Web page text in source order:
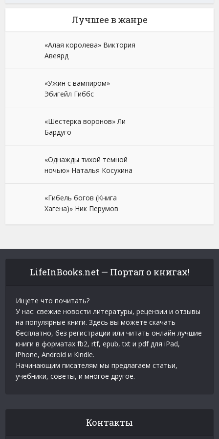
Лучшее в жанре
«Алая королева» Виктория
Авеярд
«Ужин с вампиром»
Эбигейл Гиббс
«Шестерка воронов» Ли
Бардуго
«Однажды тихой темной
ночью» Наталья Косухина
«Гибель богов (Книга
Хагена)» Ник Перумов
LifeInBooks.net — Портал о книгах!
Ищете что почитать?
У нас: свежие новости литературы, рецензии и отзывы
на популярные книги. Здесь вы можете скачать
бесплатно, без регистрации или читать онлайн лучшие
книги в форматах fb2, rtf, epub, txt и pdf для iPad,
iPhone, Android и Kindle.
Начинающим писателям мы предлагаем статьи,
учебники, советы, и многое другое.
Контакты